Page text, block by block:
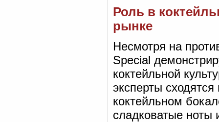
Роль в
рынке
Несмотря на
Special
коктейльной
эксперты
коктейльном
сладковатые